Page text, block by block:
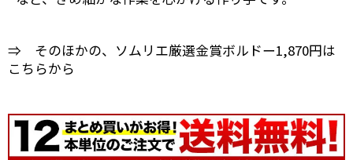
⇒ そのほかの、ソムリエ厳選金賞ボルドー1,870円は
こちらから